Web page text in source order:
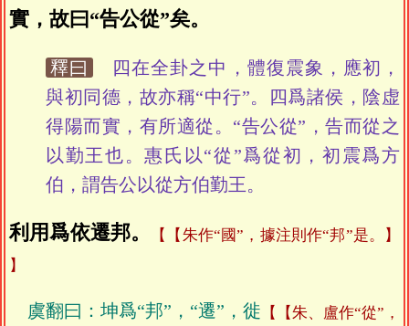
實，故曰“告公從”矣。
釋曰
四在全卦之中，體復震象，應初，
與初同德，故亦稱“中行”。四爲諸侯，陰虚
得陽而實，有所適從。“告公從”，告而從之
以勤王也。惠氏以“從”爲從初，初震爲方
伯，謂告公以從方伯勤王。
利用爲依遷邦。 【朱作“國”，據注則作“邦”是。】
虞翻曰：坤爲“邦”，“遷”，徙
【朱、盧作“從”，